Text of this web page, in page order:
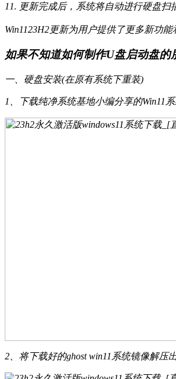
11. 更新完成后，系统将自动进行硬盘扫
Win1123H2更新为用户提供了更多新功
如果不知道如何制作U盘启动盘的
一、硬盘安装(在原有系统下重装)
1、下载纯净系统基地小编分享的Win11系
2、将下载好的ghost win11系统镜像解压